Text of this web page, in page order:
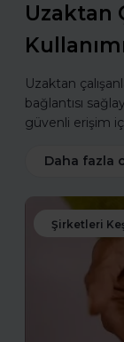
Uzaktan
Uzaktan
bağlantısı
güvenli erişim
Daha fazla
Şirketleri